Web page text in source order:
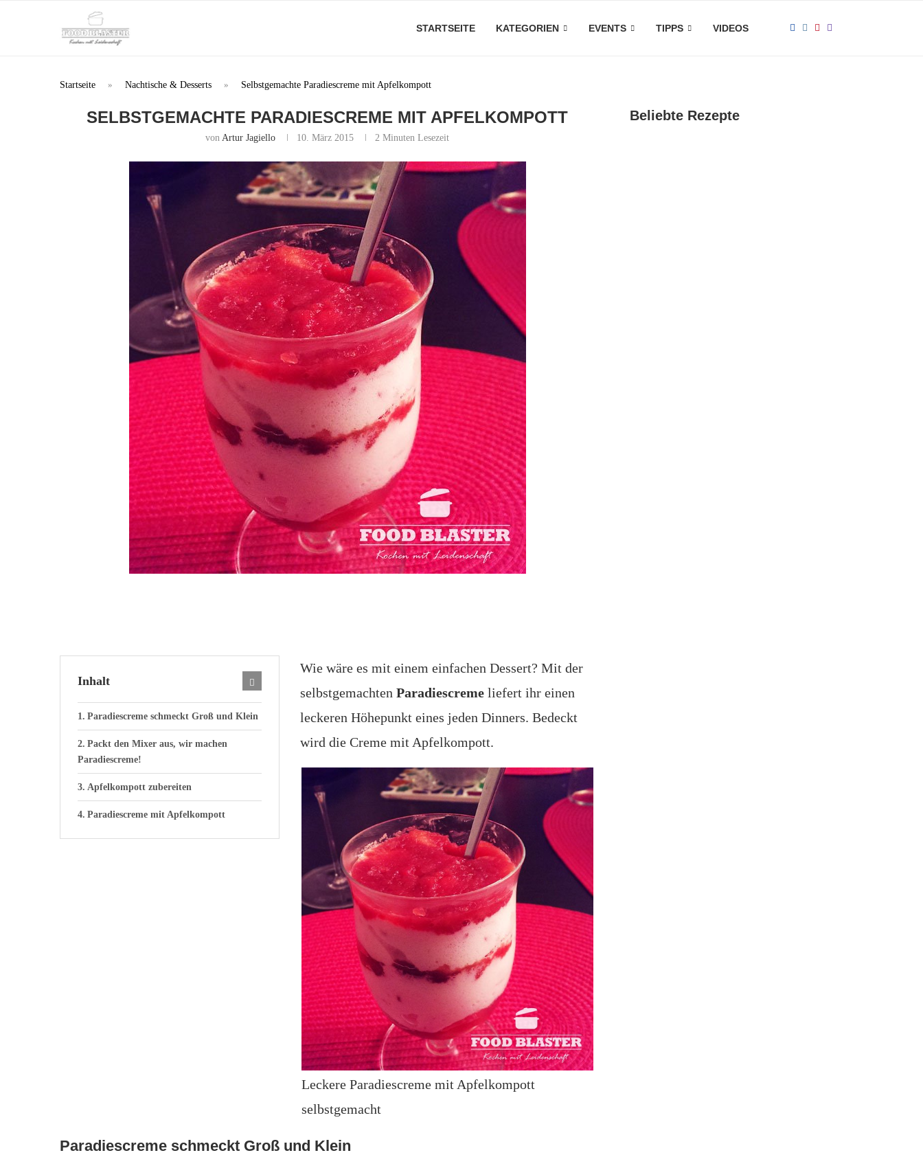
STARTSEITE KATEGORIEN EVENTS TIPPS VIDEOS
Startseite » Nachtische & Desserts » Selbstgemachte Paradiescreme mit Apfelkompott
SELBSTGEMACHTE PARADIESCREME MIT APFELKOMPOTT
vonArtur Jagiello 10. März 2015 2 Minuten Lesezeit
Inhalt
Paradiescreme schmeckt Groß und Klein
Packt den Mixer aus, wir machen
Paradiescreme!
Apfelkompott zubereiten
Paradiescreme mit Apfelkompott
Wie wäre es mit einem einfachen Dessert? Mit der
selbstgemachten Paradiescreme liefert ihr einen
leckeren Höhepunkt eines jeden Dinners. Bedeckt
wird die Creme mit Apfelkompott.
Leckere Paradiescreme mit Apfelkompott
selbstgemacht
Paradiescreme schmeckt Groß und Klein
Beliebte Rezepte